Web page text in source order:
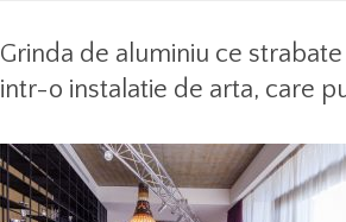
Grinda de aluminiu ce
intr-o instalatie de arta, care